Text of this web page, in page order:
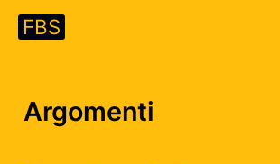
FBS
Argomenti